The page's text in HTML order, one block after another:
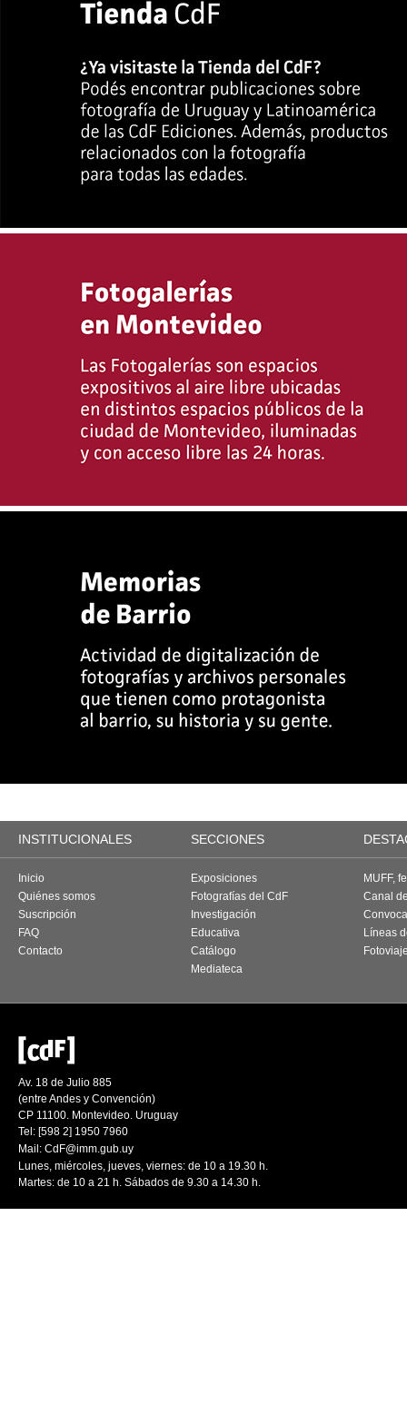
INSTITUCIONALES SECCIONES
Inicio
Quiénes somos
Suscripción
FAQ
Contacto
Exposiciones
Fotografías del CdF
Investigación
Educativa
Catálogo
Mediateca
MUFF,
Canal
Líneas
Av. 18 de Julio 885
(entre Andes y Convención)
CP 11100. Montevideo. Uruguay
Tel: [598 2] 1950 7960
Mail: CdF@imm.gub.uy
Lunes, miércoles, jueves, viernes: de 10 a 19.30 h.
Martes: de 10 a 21 h. Sábados de 9.30 a 14.30 h.